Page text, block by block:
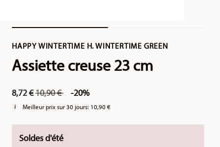
HAPPY WINTERTIME H. WINTERTIME GREEN
Assiette creuse 23 cm
8,72 €Price reduced from
10,90 €to -20%
Meilleur prix sur 30 jours: 10,90 €
Soldes d'été